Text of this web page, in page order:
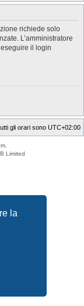
la
richiede solo
L’amministratore
il login
gli orari sono UTC+02:00
Limited